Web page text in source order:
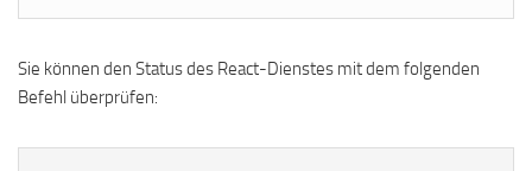
Sie können den Status des React-Dienstes mit dem folgenden
Befehl überprüfen: